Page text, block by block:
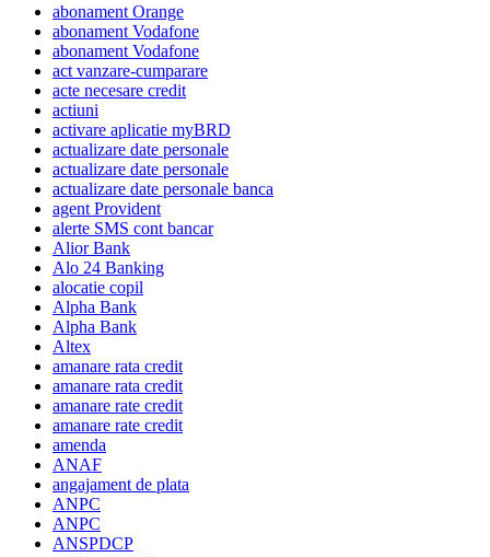
abonament Orange
abonament Vodafone
abonament Vodafone
act vanzare-cumparare
acte necesare credit
actiuni
activare aplicatie myBRD
actualizare date personale
actualizare date personale
actualizare date personale banca
agent Provident
alerte SMS cont bancar
Alior Bank
Alo 24 Banking
alocatie copil
Alpha Bank
Alpha Bank
Altex
amanare rata credit
amanare rata credit
amanare rate credit
amanare rate credit
amenda
ANAF
angajament de plata
ANPC
ANPC
ANSPDCP